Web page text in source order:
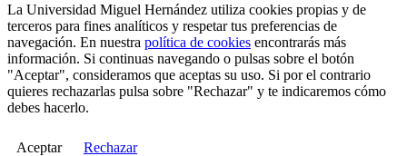
La Universidad Miguel Hernández utiliza cookies propias y de
terceros para fines analíticos y respetar tus preferencias de
navegación. En nuestra política de cookies encontrarás más
información. Si continuas navegando o pulsas sobre el botón
"Aceptar", consideramos que aceptas su uso. Si por el contrario
quieres rechazarlas pulsa sobre "Rechazar" y te indicaremos cómo
debes hacerlo.
Aceptar Rechazar